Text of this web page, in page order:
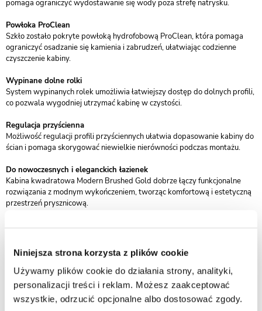
Niniejsza strona korzysta z plików cookie
Używamy plików cookie do działania strony, analityki,
personalizacji treści i reklam. Możesz zaakceptować
wszystkie, odrzucić opcjonalne albo dostosować zgody.
pomaga ograniczyć wydostawanie się wody poza strefę natrysku.
Powłoka ProClean
Szkło zostało pokryte powłoką hydrofobową ProClean, która pomaga
ograniczyć osadzanie się kamienia i zabrudzeń, ułatwiając codzienne
czyszczenie kabiny.
Wypinane dolne rolki
System wypinanych rolek umożliwia łatwiejszy dostęp do dolnych profili,
co pozwala wygodniej utrzymać kabinę w czystości.
Regulacja przyścienna
Możliwość regulacji profili przyściennych ułatwia dopasowanie kabiny do
ścian i pomaga skorygować niewielkie nierówności podczas montażu.
Do nowoczesnych i eleganckich łazienek
Kabina kwadratowa Modern Brushed Gold dobrze łączy funkcjonalne
rozwiązania z modnym wykończeniem, tworząc komfortową i estetyczną
przestrzeń prysznicową.
Specyfikacja kabiny prysznicowej
Typ: kabina profilowa
Montaż: na brodziku lub posadzce
Kształt: kwadratowy
Wysokość: 190 cm
Rozmiar 80x80 cm - zakres regulacji 785 mm x 805 mm
Materiał wykonania: aluminium / szkło hartowane